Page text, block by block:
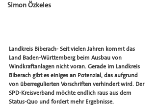
Simon Özkeles
Landkreis Biberach- Seit vielen Jahren kommt das
Land Baden-Württemberg beim Ausbau von
Windkraftanlagen nicht voran. Gerade im Landkreis
Biberach gibt es einiges an Potenzial, das aufgrund
von überregulierten Vorschriften verhindert wird. Der
SPD-Kreisverband möchte endlich raus aus dem
Status-Quo und fordert mehr Ergebnisse.